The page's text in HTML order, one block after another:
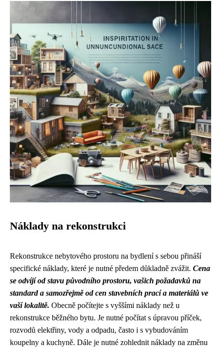
Náklady na rekonstrukci
Rekonstrukce nebytového prostoru na bydlení s sebou přináší
specifické náklady, které je nutné předem důkladně zvážit. Cena
se odvíjí od stavu původního prostoru, vašich požadavků na
standard a samozřejmě od cen stavebních prací a materiálů ve
vaší lokalitě. Obecně počítejte s vyššími náklady než u
rekonstrukce běžného bytu. Je nutné počítat s úpravou příček,
rozvodů elektřiny, vody a odpadu, často i s vybudováním
koupelny a kuchyně. Dále je nutné zohlednit náklady na změnu